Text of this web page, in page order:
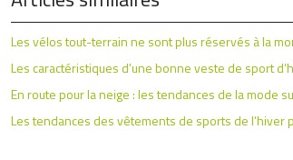
Les vélos tout-terrain ne sont plus réservés à la
Les caractéristiques d’une bonne veste de sport
En route pour la neige : les tendances de la mode
Les tendances des vêtements de sports de l’hiver